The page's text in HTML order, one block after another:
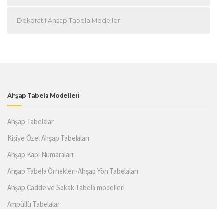
Dekoratif Ahşap Tabela Modelleri
Ahşap Tabela Modelleri
Ahşap Tabelalar
Kişiye Özel Ahşap Tabelaları
Ahşap Kapı Numaraları
Ahşap Tabela Örnekleri-Ahşap Yön Tabelaları
Ahşap Cadde ve Sokak Tabela modelleri
Ampüllü Tabelalar